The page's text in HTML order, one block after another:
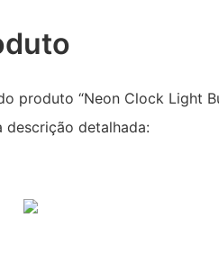
produto “Neon Clock Light
descrição detalhada: